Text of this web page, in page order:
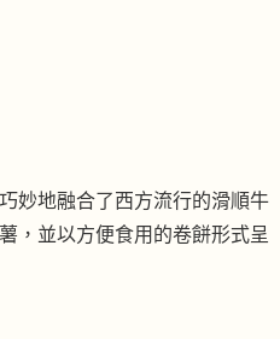
妙地融合了西方流行的滑順牛
，並以方便食用的卷餅形式呈